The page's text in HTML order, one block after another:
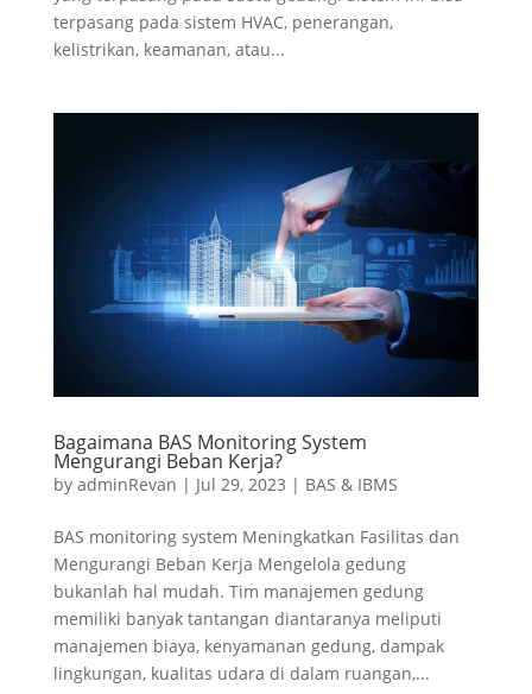
terpasang pada sistem HVAC, penerangan,
kelistrikan, keamanan, atau...
Bagaimana BAS Monitoring System
Mengurangi Beban Kerja?
by adminRevan | Jul 29, 2023 | BAS & IBMS
BAS monitoring system Meningkatkan Fasilitas dan
Mengurangi Beban Kerja Mengelola gedung
bukanlah hal mudah. Tim manajemen gedung
memiliki banyak tantangan diantaranya meliputi
manajemen biaya, kenyamanan gedung, dampak
lingkungan, kualitas udara di dalam ruangan,...